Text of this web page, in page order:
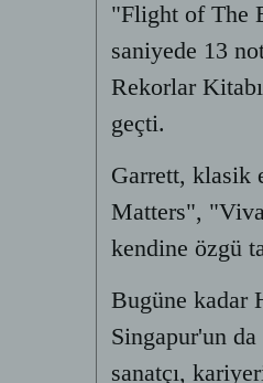
"Flight of The
saniyede 13
Rekorlar
geçti.
Garrett, klasik
Matters",
kendine özgü
Bugüne kadar
Singapur'un
sanatçı,